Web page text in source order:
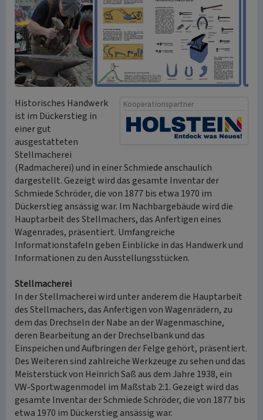
Kooperationspartner
Historisches Handwerk
ist im Dückerstieg in
einer gut
ausgestatteten
Stellmacherei
(Radmacherei) und in einer Schmiede anschaulich
dargestellt. Gezeigt wird das gesamte Inventar der
Schmiede Schröder, die von 1877 bis etwa 1970 im
Dückerstieg ansässig war. Im Nachbargebäude wird die
Hauptarbeit des Stellmachers, das Anfertigen eines
Wagenrades, präsentiert. Umfangreiche
Informationstafeln geben Einblicke in das Handwerk und
Informationen zu den Ausstellungsstücken.
Stellmacherei
In der Stellmacherei wird unter anderem die Hauptarbeit
des Stellmachers, das Anfertigen von Wagenrädern, zu
dem das Drechseln der Nabe an der Wagenmaschine,
deren Bearbeitung an der Drechselbank und das
Einspeichen und Aufbringen der Felge gehört, präsentiert.
Des Weiteren sind zahlreiche Werkzeuge zu sehen und das
Meisterstück von Heinrich Saß aus dem Jahre 1938, ein
VW-Sportwagenmodel im Maßstab 2:1. Gezeigt wird das
gesamte Inventar der Schmiede Schröder, die von 1877 bis
etwa 1970 im Dückerstieg ansässig war.